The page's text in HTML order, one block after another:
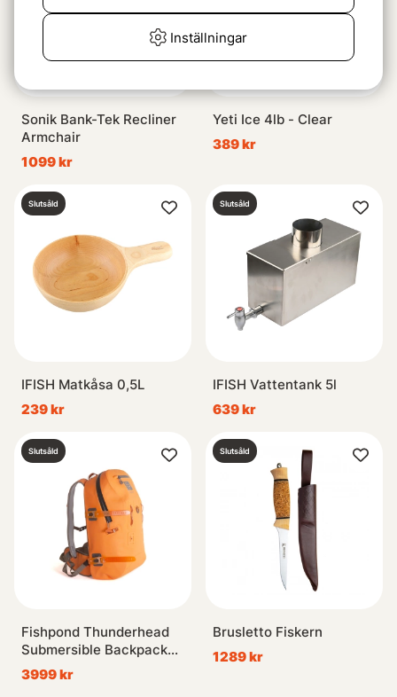
Sonik Bank-Tek Recliner
Armchair
1099 kr
Yeti Ice 4lb - Clear
389 kr
Slutsåld
IFISH Matkåsa 0,5L
239 kr
Slutsåld
IFISH Vattentank 5l
639 kr
Slutsåld
Fishpond Thunderhead
Submersible Backpack
Cutthroat Orange
3999 kr
Slutsåld
Brusletto Fiskern
1289 kr
Inställningar